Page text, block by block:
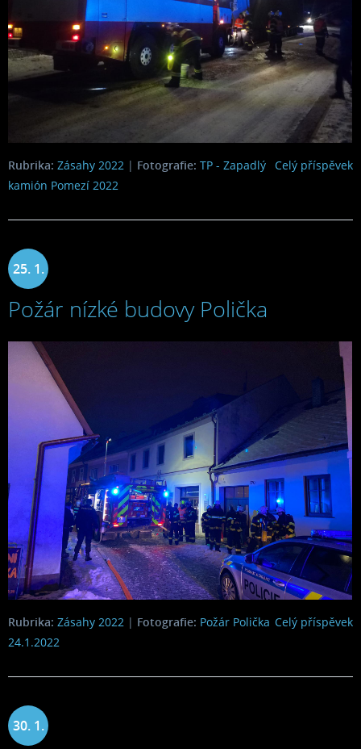
Celý příspěvek
Rubrika: Zásahy 2022 | Fotografie: TP - Zapadlý
kamión Pomezí 2022
25. 1.
2022
Požár nízké budovy Polička
Celý příspěvek
Rubrika: Zásahy 2022 | Fotografie: Požár Polička
24.1.2022
30. 1.